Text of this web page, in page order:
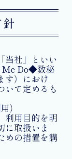
当社」といい
Me Do◆数秘
す）におけ
いて定めるも
）
利用目的を明
に取扱いま
めの措置を講